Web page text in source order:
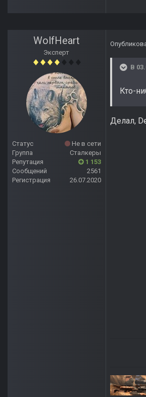
WolfHeart
Эксперт
Статус
Не в сети
Группа
Сталкеры
Репутация
1 153
Сообщений
2561
Регистрация
26.07.2020
В
Кто-
Делал,